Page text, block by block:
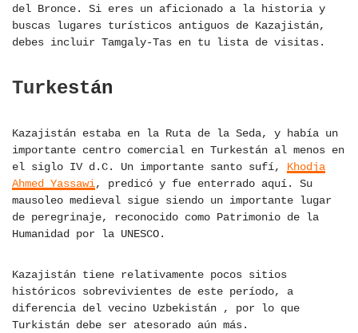
del Bronce. Si eres un aficionado a la historia y
buscas lugares turísticos antiguos de Kazajistán,
debes incluir Tamgaly-Tas en tu lista de visitas.
Turkestán
Kazajistán estaba en la Ruta de la Seda, y había un
importante centro comercial en Turkestán al menos en
el siglo IV d.C. Un importante santo sufí, Khodja
Ahmed Yassawi, predicó y fue enterrado aquí. Su
mausoleo medieval sigue siendo un importante lugar
de peregrinaje, reconocido como Patrimonio de la
Humanidad por la UNESCO.
Kazajistán tiene relativamente pocos sitios
históricos sobrevivientes de este período, a
diferencia del vecino Uzbekistán , por lo que
Turkistán debe ser atesorado aún más.